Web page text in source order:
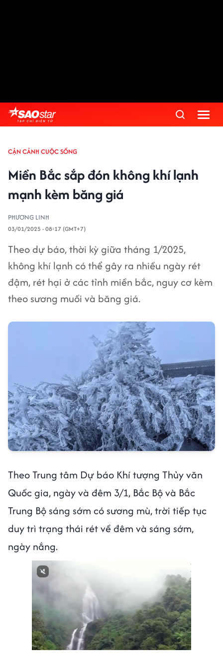
CẬN CẢNH CUỘC SỐNG
Miền Bắc sắp đón không khí lạnh
mạnh kèm băng giá
PHƯƠNG LINH
03/01/2025 - 08:17 (GMT+7)
Theo dự báo, thời kỳ giữa tháng 1/2025,
không khí lạnh có thể gây ra nhiều ngày rét
đậm, rét hại ở các tỉnh miền bắc, nguy cơ kèm
theo sương muối và băng giá.
Theo Trung tâm Dự báo Khí tượng Thủy văn
Quốc gia, ngày và đêm 3/1, Bắc Bộ và Bắc
Trung Bộ sáng sớm có sương mù, trời tiếp tục
duy trì trạng thái rét về đêm và sáng sớm,
ngày nắng.